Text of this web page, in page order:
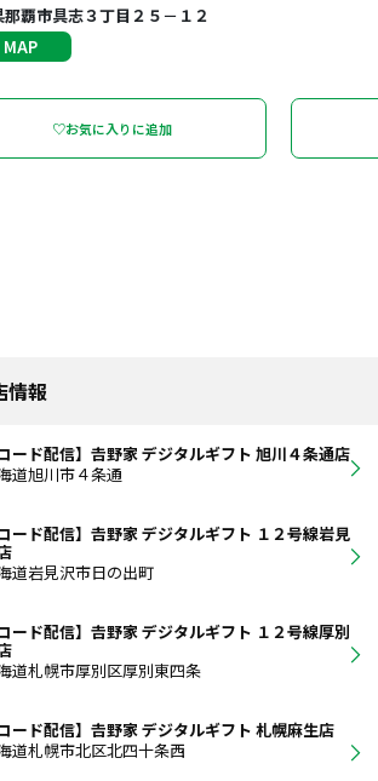
覇市具志３丁目２５－１２
MAP
♡お気に入りに追加
情報
コード配信】𠮷野家 デジタルギフト 旭川４条通店
道旭川市４条通
コード配信】𠮷野家 デジタルギフト １２号線岩見
道岩見沢市日の出町
コード配信】𠮷野家 デジタルギフト １２号線厚別
道札幌市厚別区厚別東四条
コード配信】𠮷野家 デジタルギフト 札幌麻生店
道札幌市北区北四十条西